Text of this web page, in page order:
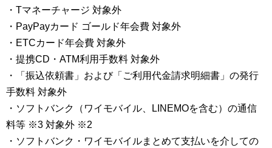
・Tマネーチャージ 対象外
・PayPayカード ゴールド年会費 対象外
・ETCカード年会費 対象外
・提携CD・ATM利用手数料 対象外
・「振込依頼書」および「ご利用代金請求明細書」の発行
手数料 対象外
・ソフトバンク（ワイモバイル、LINEMOを含む）の通信
料等 ※3 対象外 ※2
・ソフトバンク・ワイモバイルまとめて支払いを介しての